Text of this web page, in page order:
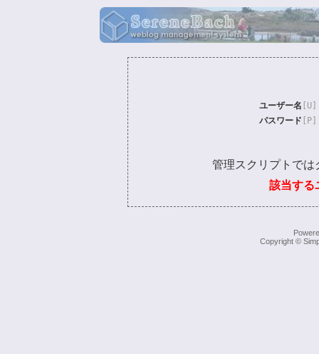
ユーザー名 [U]
パスワード [P]
管理スクリプトでは
該当する
Copyright ©